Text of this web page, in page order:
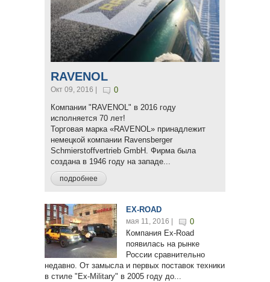
RAVENOL
Окт 09, 2016 |
0
Компании "RAVENOL" в 2016 году
исполняется 70 лет!
Торговая марка «RAVENOL» принадлежит
немецкой компании Ravensberger
Schmierstoffvertrieb GmbH. Фирма была
создана в 1946 году на западе...
подробнее
EX-ROAD
мая 11, 2016 |
0
Компания Ex-Road
появилась на рынке
России сравнительно
недавно. От замысла и первых поставок техники
в стиле "Ex-Military" в 2005 году до...